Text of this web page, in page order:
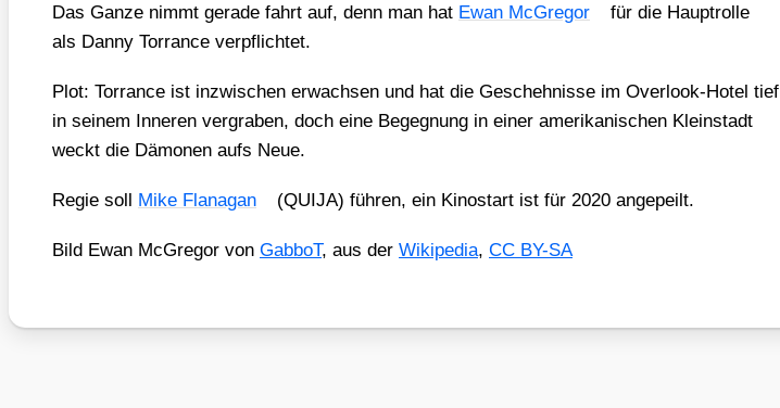
Das Gan­ze nimmt gera­de fahrt auf, denn man hat Ewan McGre­gor
für die Haupt­rol­le
als Dan­ny Tor­rance ver­pflich­tet.
Plot: Tor­rance ist inzwi­schen erwach­sen und hat die Gescheh­nis­se im Over­look-Hotel tief
in sei­nem Inne­ren ver­gra­ben, doch eine Begeg­nung in einer ame­ri­ka­ni­schen Klein­stadt
weckt die Dämo­nen aufs Neue.
Regie soll Mike Fla­na­gan (QUIJA) füh­ren, ein Kino­start ist für 2020 ange­peilt.
Bild Ewan McGre­gor von Gab­boT, aus der Wiki­pe­dia, CC BY-SA